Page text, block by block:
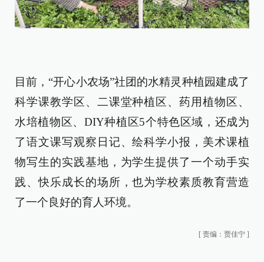
目前，“开心小农场”社团的水精灵种植园建成了
科学课教学区、二课堂种植区、药用植物区、
水培植物区、DIY种植区5个特色区域，还成为
了语文课写观察日记、绘科学小报，美术课植
物写生的实践基地，为学生提供了一个动手实
践、快乐成长的场所，也为学校素质教育营造
了一个良好的育人环境。
[ 责编：贾佳宁 ]